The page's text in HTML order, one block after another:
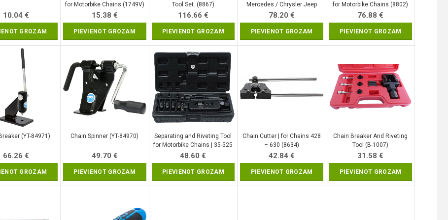
10.04 €
GROZAM
for Motorbike Chains (1749V)
15.38 €
PIEVIENOT GROZAM
Tool Set. (8867)
116.66 €
PIEVIENOT GROZAM
Mercedes / Chrysler Jeep
(SK9368)
78.20€
PIEVIENOT GROZAM
for Motorbike Chains (8802)
76.88€
PIEVIENOT GROZAM
(YT-84971)
66.26 €
GROZAM
Chain Spinner (YT-84970)
49.70 €
PIEVIENOT GROZAM
Separating and Riveting Tool
for Motorbike Chains | 35-525
(1749)
48.60€
PIEVIENOT GROZAM
Chain Cutter | for Chains 428
– 630 (8634)
42.84€
PIEVIENOT GROZAM
Chain Breaker And Riveting
Tool (B-1007)
31.58€
PIEVIENOT GROZAM